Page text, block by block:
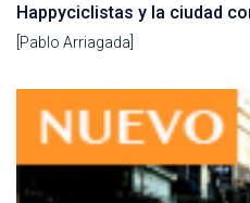
Happyciclistas y la ciudad
[Pablo Arriagada]